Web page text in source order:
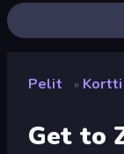
Pelit » Kortti
Get to